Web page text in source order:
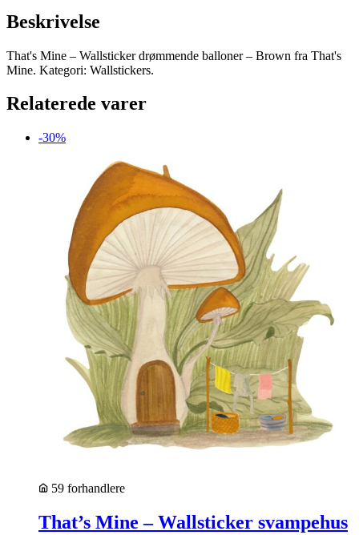
Beskrivelse
That's Mine – Wallsticker drømmende balloner – Brown fra That's
Mine. Kategori: Wallstickers.
Relaterede varer
-30%
59 forhandlere
That’s Mine – Wallsticker svampehus